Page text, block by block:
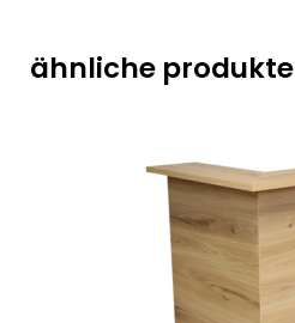
ähnliche produkte